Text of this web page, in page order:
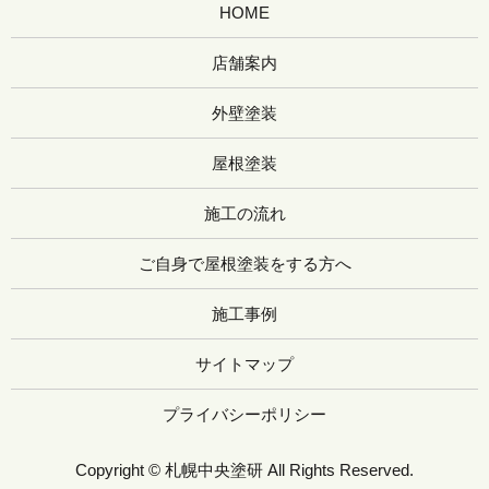
HOME
店舗案内
外壁塗装
屋根塗装
施工の流れ
ご自身で屋根塗装をする方へ
施工事例
サイトマップ
プライバシーポリシー
Copyright © 札幌中央塗研 All Rights Reserved.